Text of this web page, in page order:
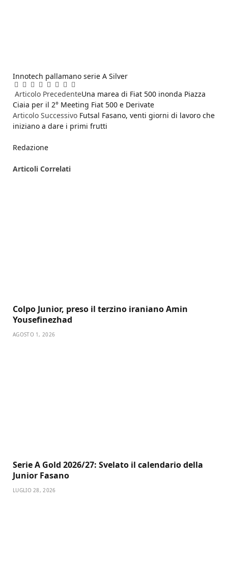
Innotech pallamano serie A Silver
Facebook
Twitter
Pinterest
LinkedIn
Reddit
WhatsApp
Telegram
Email
Articolo PrecedenteUna marea di Fiat 500 inonda Piazza
Ciaia per il 2° Meeting Fiat 500 e Derivate
Articolo Successivo Futsal Fasano, venti giorni di lavoro che
iniziano a dare i primi frutti
Redazione
Articoli Correlati
Colpo Junior, preso il terzino iraniano Amin
Yousefinezhad
AGOSTO 1, 2026
Serie A Gold 2026/27: Svelato il calendario della
Junior Fasano
LUGLIO 28, 2026